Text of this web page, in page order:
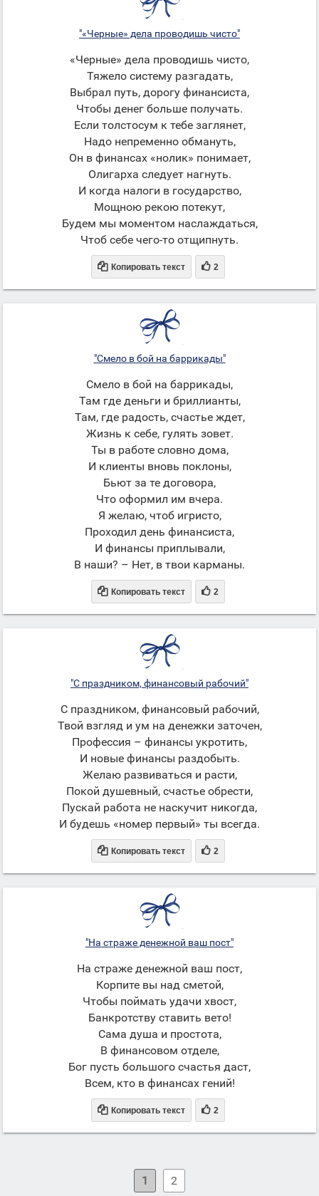
"«Черные» дела проводишь чисто"
«Черные» дела проводишь чисто,
Тяжело систему разгадать,
Выбрал путь, дорогу финансиста,
Чтобы денег больше получать.
Если толстосум к тебе заглянет,
Надо непременно обмануть,
Он в финансах «нолик» понимает,
Олигарха следует нагнуть.
И когда налоги в государство,
Мощною рекою потекут,
Будем мы моментом наслаждаться,
Чтоб себе чего-то отщипнуть.
 Копировать текст  2
"Смело в бой на баррикады"
Смело в бой на баррикады,
Там где деньги и бриллианты,
Там, где радость, счастье ждет,
Жизнь к себе, гулять зовет.
Ты в работе словно дома,
И клиенты вновь поклоны,
Бьют за те договора,
Что оформил им вчера.
Я желаю, чтоб игристо,
Проходил день финансиста,
И финансы приплывали,
В наши? – Нет, в твои карманы.
 Копировать текст  2
"С праздником, финансовый рабочий"
С праздником, финансовый рабочий,
Твой взгляд и ум на денежки заточен,
Профессия – финансы укротить,
И новые финансы раздобыть.
Желаю развиваться и расти,
Покой душевный, счастье обрести,
Пускай работа не наскучит никогда,
И будешь «номер первый» ты всегда.
 Копировать текст  2
"На страже денежной ваш пост"
На страже денежной ваш пост,
Корпите вы над сметой,
Чтобы поймать удачи хвост,
Банкротству ставить вето!
Сама душа и простота,
В финансовом отделе,
Бог пусть большого счастья даст,
Всем, кто в финансах гений!
 Копировать текст  2
1 2